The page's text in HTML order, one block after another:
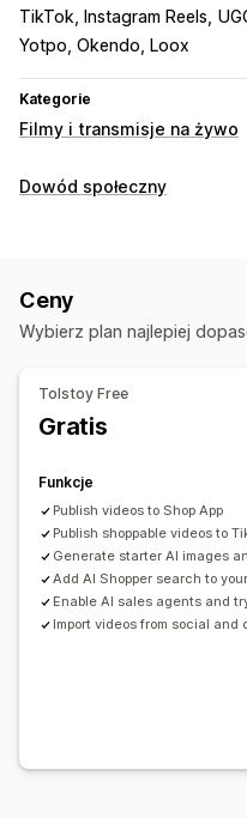
TikTok, Instagram Reels
Yotpo, Okendo, Loox
Kategorie
Filmy i transmisje na żywo
Zarządzanie filmami
UGC
Udostępnianie w
Wiele kanałów Analizy
Dostosowanie
Edycja filmów
Niestandardowy URL
Wyskakujące okienka
Responsywność na
Dowód społeczny
Opcje wyświetlania
Pliki produktowe z
Układy niestandardowe
Linki w mediach
Analizy
Śledzenie zaangażowania
Ceny
Wybierz plan najlepiej
Tolstoy Free
Gratis
Funkcje
Publish videos to Shop App
Publish shoppable videos to
Generate starter AI images
Add AI Shopper search to
Enable AI sales agents and
Import videos from social and